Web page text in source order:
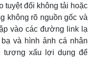
tuyệt đối không tải hoặc
không rõ nguồn gốc và
vào các đường link lạ
và hình ảnh cá nhân
tượng xấu lợi dụng để